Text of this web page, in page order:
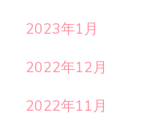
2023年1月
2022年12月
2022年11月